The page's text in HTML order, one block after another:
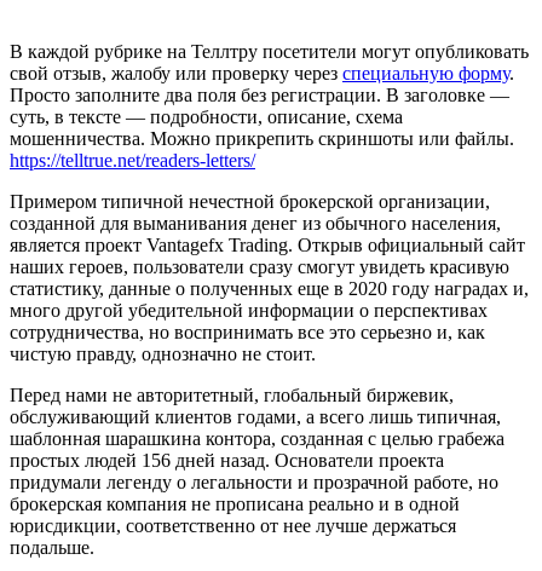
В каждой рубрике на Теллтру посетители могут опубликовать
свой отзыв, жалобу или проверку через специальную форму.
Просто заполните два поля без регистрации. В заголовке —
суть, в тексте — подробности, описание, схема
мошенничества. Можно прикрепить скриншоты или файлы.
https://telltrue.net/readers-letters/
Примером типичной нечестной брокерской организации,
созданной для выманивания денег из обычного населения,
является проект Vantagefx Trading. Открыв официальный сайт
наших героев, пользователи сразу смогут увидеть красивую
статистику, данные о полученных еще в 2020 году наградах и,
много другой убедительной информации о перспективах
сотрудничества, но воспринимать все это серьезно и, как
чистую правду, однозначно не стоит.
Перед нами не авторитетный, глобальный биржевик,
обслуживающий клиентов годами, а всего лишь типичная,
шаблонная шарашкина контора, созданная с целью грабежа
простых людей 156 дней назад. Основатели проекта
придумали легенду о легальности и прозрачной работе, но
брокерская компания не прописана реально и в одной
юрисдикции, соответственно от нее лучше держаться
подальше.